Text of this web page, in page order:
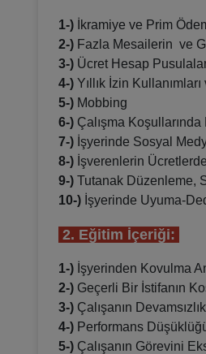
1-) İkramiye ve Prim
2-) Fazla Mesailerin ve
3-) Ücret Hesap
4-) Yıllık İzin Kullanımları
5-) Mobbing
6-) Çalışma Koşullarında
7-) İşyerinde Sosyal
8-) İşverenlerin
9-) Tutanak Düzenleme,
10-) İşyerinde Uyuma-
2. Eğitim İçeriği:
1-) İşyerinden Kovulma
2-) Geçerli Bir İstifanın
3-) Çalışanın
4-) Performans
5-) Çalışanın Görevini